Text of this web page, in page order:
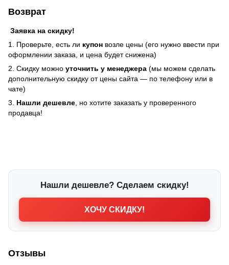
Возврат
Заявка на скидку!
1. Проверьте, есть ли купон возле цены (его нужно ввести при
оформлении заказа, и цена будет снижена)
2. Скидку можно уточнить у менеджера (мы можем сделать
дополнительную скидку от цены сайта — по телефону или в
чате)
3. Нашли дешевле , но хотите заказать у проверенного
продавца!
Нашли дешевле? Сделаем скидку!
ХОЧУ СКИДКУ!
Отзывы